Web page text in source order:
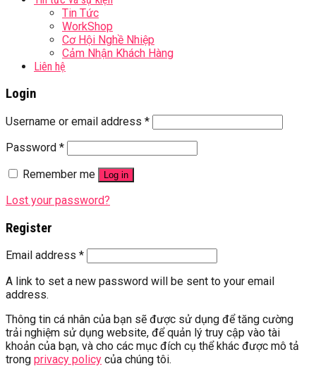
Tin Tức
WorkShop
Cơ Hội Nghề Nhiệp
Cảm Nhận Khách Hàng
Liên hệ
Login
Username or email address *
Password *
Remember me
Log in
Lost your password?
Register
Email address *
A link to set a new password will be sent to your email
address.
Thông tin cá nhân của bạn sẽ được sử dụng để tăng cường
trải nghiệm sử dụng website, để quản lý truy cập vào tài
khoản của bạn, và cho các mục đích cụ thể khác được mô tả
trong privacy policy của chúng tôi.